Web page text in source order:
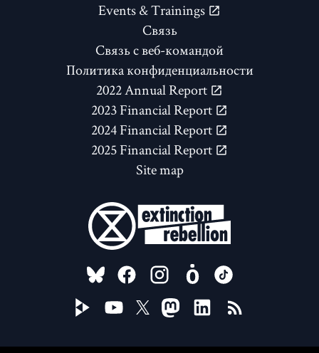
Events & Trainings
Связь
Связь с веб-командой
Политика конфиденциальности
2022 Annual Report
2023 Financial Report
2024 Financial Report
2025 Financial Report
Site map
FOLLOW US ON